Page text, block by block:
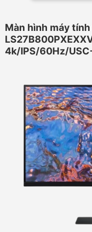
Màn hình máy
4k/IPS/60Hz/